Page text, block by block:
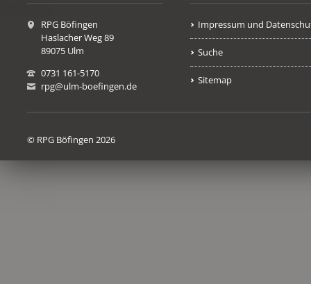
RPG Böfingen
Haslacher Weg 89
89075 Ulm
0731 161-5170
rpg@ulm-boefingen.de
Impressum und
Suche
Sitemap
© RPG Böfingen 2026